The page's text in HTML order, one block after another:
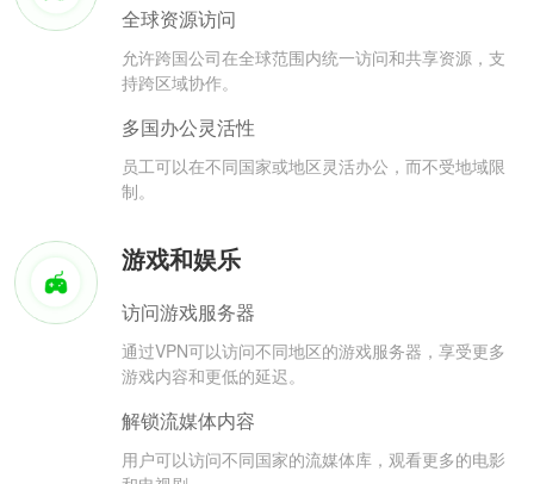
全球资源访问
允许跨国公司在全球范围内统一访问和共享资源，支
持跨区域协作。
多国办公灵活性
员工可以在不同国家或地区灵活办公，而不受地域限
制。
游戏和娱乐
访问游戏服务器
通过VPN可以访问不同地区的游戏服务器，享受更多
游戏内容和更低的延迟。
解锁流媒体内容
用户可以访问不同国家的流媒体库，观看更多的电影